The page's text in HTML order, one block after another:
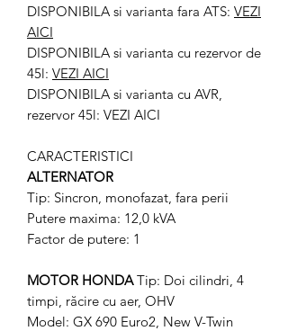
DISPONIBILA si varianta fara ATS: VEZI
AICI
DISPONIBILA si varianta cu rezervor de
45l: VEZI AICI
DISPONIBILA si varianta cu AVR,
rezervor 45l: VEZI AICI
CARACTERISTICI
ALTERNATOR
Tip: Sincron, monofazat, fara perii
Putere maxima: 12,0 kVA
Factor de putere: 1
MOTOR HONDATip: Doi cilindri, 4
timpi, răcire cu aer, OHV
Model: GX 690 Euro2, New V-Twin